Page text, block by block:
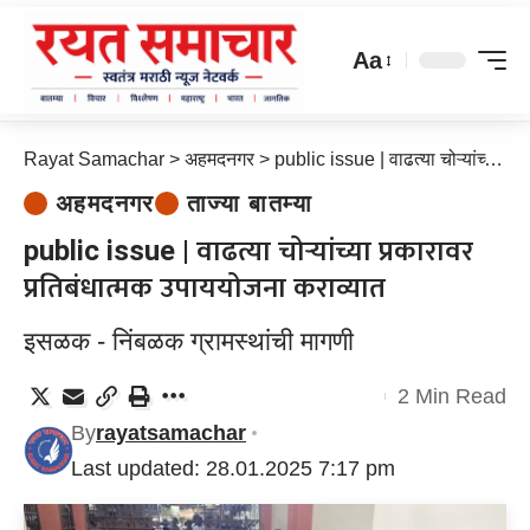
Aa
Rayat Samachar > अहमदनगर > public issue | वाढत्या चोऱ्यांच्या प्रकारावर प्रतिबंधात्मक उपाययोजना कराव्यात
अहमदनगर ताज्या बातम्या
public issue | वाढत्या चोऱ्यांच्या प्रकारावर
प्रतिबंधात्मक उपाययोजना कराव्यात
इसळक - निंबळक ग्रामस्थांची मागणी
Last updated: 28.01.2025 7:17 pm
Byrayatsamachar
2 Min Read